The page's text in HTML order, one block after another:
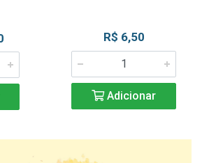
R$ 6,50
Adicionar